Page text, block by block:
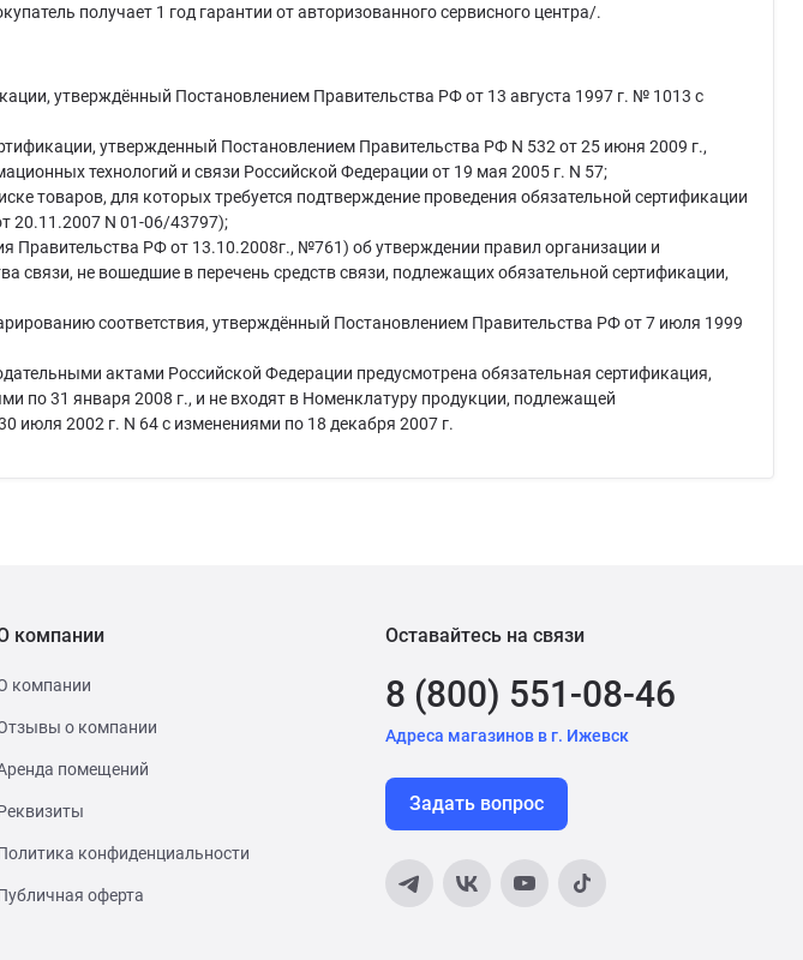
получает 1 год гарантии от авторизованного сервисного центра/.
утверждённый Постановлением Правительства РФ от 13 августа 1997 г. № 1013 с
утвержденный Постановлением Правительства РФ N 532 от 25 июня 2009 г.,
технологий и связи Российской Федерации от 19 мая 2005 г. N 57;
товаров, для которых требуется подтверждение проведения обязательной сертификации
20.11.2007 N 01-06/43797);
Правительства РФ от 13.10.2008г., №761) об утверждении правил организации и
связи, не вошедшие в перечень средств связи, подлежащих обязательной сертификации,
соответствия, утверждённый Постановлением Правительства РФ от 7 июля 1999
актами Российской Федерации предусмотрена обязательная сертификация,
по 31 января 2008 г., и не входят в Номенклатуру продукции, подлежащей
июля 2002 г. N 64 с изменениями по 18 декабря 2007 г.
компании
компании
о компании
помещений
конфиденциальности
оферта
Оставайтесь на связи
8 (800) 551-08-46
Адреса магазинов в г. Ижевск
Задать вопрос